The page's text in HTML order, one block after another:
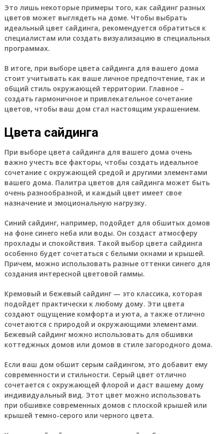
Это лишь некоторые примеры того, как сайдинг разных
цветов может выглядеть на доме. Чтобы выбрать
идеальный цвет сайдинга, рекомендуется обратиться к
специалистам или создать визуализацию в специальных
программах.
В итоге, при выборе цвета сайдинга для вашего дома
стоит учитывать как ваше личное предпочтение, так и
общий стиль окружающей территории. Главное –
создать гармоничное и привлекательное сочетание
цветов, чтобы ваш дом стал настоящим украшением.
Цвета сайдинга
При выборе цвета сайдинга для вашего дома очень
важно учесть все факторы, чтобы создать идеальное
сочетание с окружающей средой и другими элементами
вашего дома. Палитра цветов для сайдинга может быть
очень разнообразной, и каждый цвет имеет свое
назначение и эмоциональную нагрузку.
Синий сайдинг, например, подойдет для обшитых домов
на фоне синего неба или воды. Он создаст атмосферу
прохлады и спокойствия. Такой выбор цвета сайдинга
особенно будет сочетаться с белыми окнами и крышей.
Причем, можно использовать разные оттенки синего для
создания интересной цветовой гаммы.
Кремовый и бежевый сайдинг — это классика, которая
подойдет практически к любому дому. Эти цвета
создают ощущение комфорта и уюта, а также отлично
сочетаются с природой и окружающими элементами.
Бежевый сайдинг можно использовать для обшивки
коттеджных домов или домов в стиле загородного дома.
Если ваш дом обшит серым сайдингом, это добавит ему
современности и стильности. Серый цвет отлично
сочетается с окружающей флорой и даст вашему дому
индивидуальный вид. Этот цвет можно использовать
при обшивке современных домов с плоской крышей или
крышей темно-серого или черного цвета.